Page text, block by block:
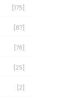
[175]
[87]
[76]
[25]
[2]